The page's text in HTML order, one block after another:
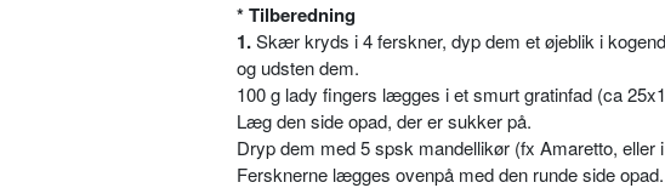
* Tilberedning
1.Skær kryds i 4 ferskner, dyp dem et øjeblik i
og udsten dem.
100 g lady fingers lægges i et smurt gratinfad (ca
Læg den side opad, der er sukker på.
Dryp dem med 5 spsk mandellikør (fx Amaretto, eller
Fersknerne lægges ovenpå med den runde side opad.